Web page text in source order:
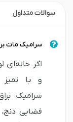
سوالات متداول
سرامیک مات
اگر خانه‌ای
و با تمیز
سرامیک
فضایی دنج،